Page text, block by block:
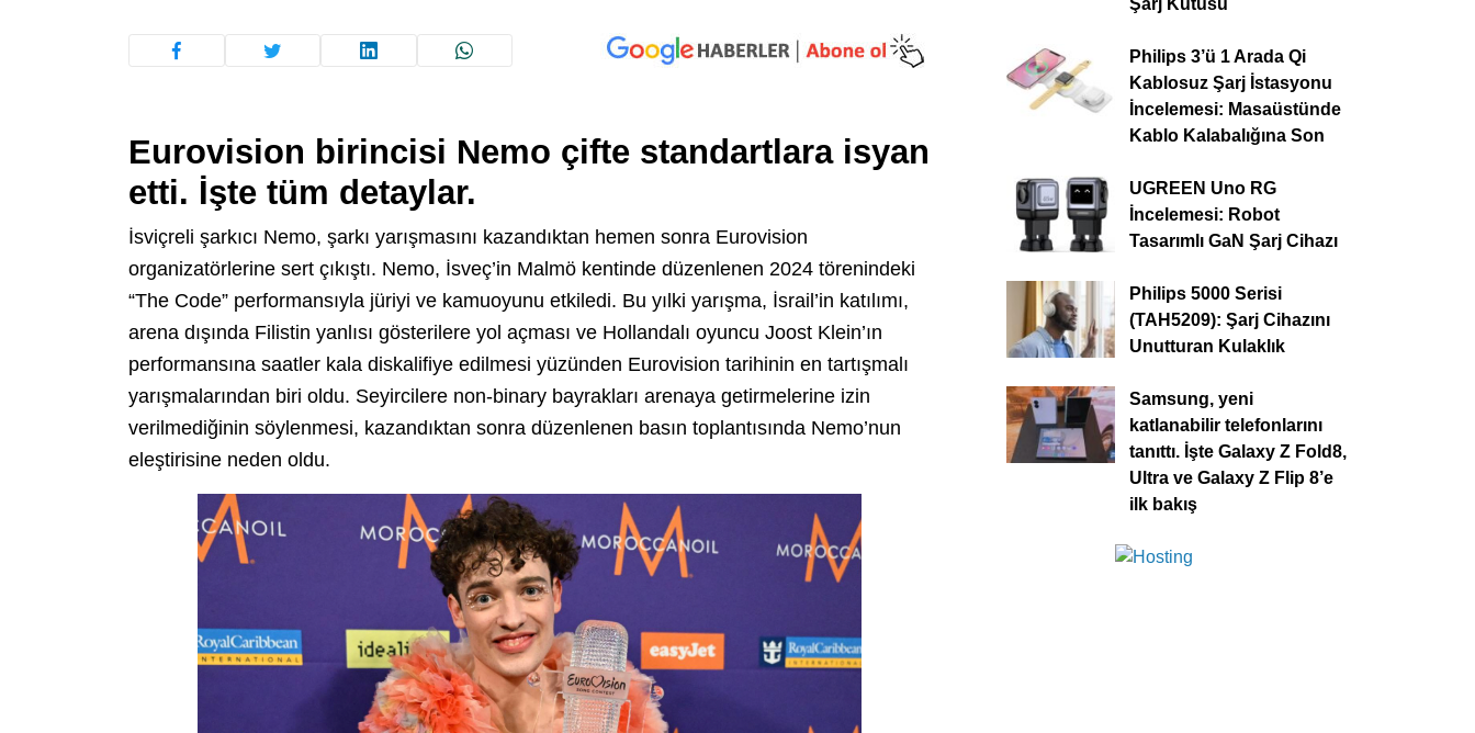
Eurovision birincisi Nemo çifte standartlara isyan
etti. İşte tüm detaylar.
İsviçreli şarkıcı Nemo, şarkı yarışmasını kazandıktan hemen sonra Eurovision
organizatörlerine sert çıkıştı. Nemo, İsveç’in Malmö kentinde düzenlenen 2024 törenindeki
“The Code” performansıyla jüriyi ve kamuoyunu etkiledi. Bu yılki yarışma, İsrail’in katılımı,
arena dışında Filistin yanlısı gösterilere yol açması ve Hollandalı oyuncu Joost Klein’ın
performansına saatler kala diskalifiye edilmesi yüzünden Eurovision tarihinin en tartışmalı
yarışmalarından biri oldu. Seyircilere non-binary bayrakları arenaya getirmelerine izin
verilmediğinin söylenmesi, kazandıktan sonra düzenlenen basın toplantısında Nemo’nun
eleştirisine neden oldu.
Philips 3’ü 1 Arada Qi
Kablosuz Şarj İstasyonu
İncelemesi: Masaüstünde
Kablo Kalabalığına Son
UGREEN Uno RG
İncelemesi: Robot
Tasarımlı GaN Şarj Cihazı
Philips 5000 Serisi
(TAH5209): Şarj Cihazını
Unutturan Kulaklık
Samsung, yeni
katlanabilir telefonlarını
tanıttı. İşte Galaxy Z Fold8,
Ultra ve Galaxy Z Flip 8’e
ilk bakış